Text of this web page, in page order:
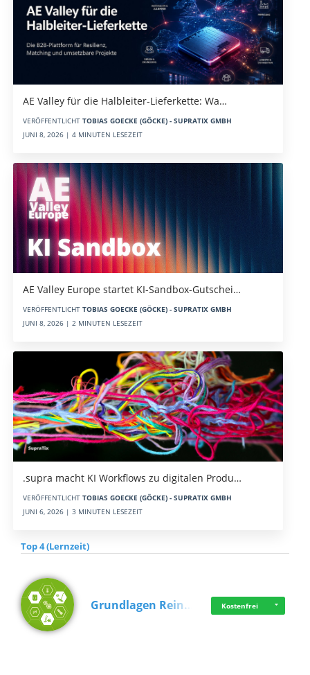
AE Valley für die Halbleiter-Lieferkette: Wa…
VERÖFFENTLICHT TOBIAS GOECKE (GÖCKE) - SUPRATIX GMBH
JUNI 8, 2026 | 4 MINUTEN LESEZEIT
AE Valley Europe startet KI-Sandbox-Gutschei…
VERÖFFENTLICHT TOBIAS GOECKE (GÖCKE) - SUPRATIX GMBH
JUNI 8, 2026 | 2 MINUTEN LESEZEIT
.supra macht KI Workflows zu digitalen Produ…
VERÖFFENTLICHT TOBIAS GOECKE (GÖCKE) - SUPRATIX GMBH
JUNI 6, 2026 | 3 MINUTEN LESEZEIT
Top 4 (Lernzeit)
Grundlagen Rein… Kostenfrei